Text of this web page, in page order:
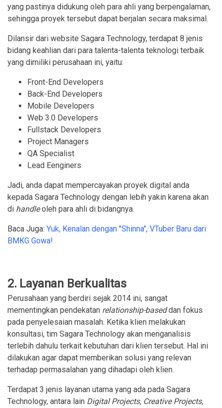
yang pastinya didukung oleh para ahli yang berpengalaman,
sehingga proyek tersebut dapat berjalan secara maksimal.
Dilansir dari website Sagara Technology, terdapat 8 jenis
bidang keahlian dari para talenta-talenta teknologi terbaik
yang dimiliki perusahaan ini, yaitu:
Front-End Developers
Back-End Developers
Mobile Developers
Web 3.0 Developers
Fullstack Developers
Project Managers
QA Specialist
Lead Eenginers
Jadi, anda dapat mempercayakan proyek digital anda
kepada Sagara Technology dengan lebih yakin karena akan
di handleoleh para ahli di bidangnya.
Baca Juga: Yuk, Kenalan dengan "Shinna", VTuber Baru dari
BMKG Gowa!
2. Layanan Berkualitas
Perusahaan yang berdiri sejak 2014 ini, sangat
mementingkan pendekatan relationship-baseddan fokus
pada penyelesaian masalah. Ketika klien melakukan
konsultasi, tim Sagara Technology akan menganalisis
terlebih dahulu terkait kebutuhan dari klien tersebut. Hal ini
dilakukan agar dapat memberikan solusi yang relevan
terhadap permasalahan yang dihadapi oleh klien.
Terdapat 3 jenis layanan utama yang ada pada Sagara
Technology, antara lain Digital Projects, Creative Projects,